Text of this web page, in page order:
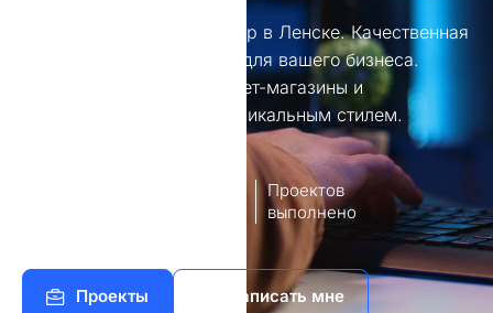
Разработчик, веб-дизайнер в Ленске. Качественная
веб-разработка и дизайн для вашего бизнеса.
Создаю лендинги, интернет-магазины и
корпоративные сайты с уникальным стилем.
Проектов
выполнено
Проекты Написать мне